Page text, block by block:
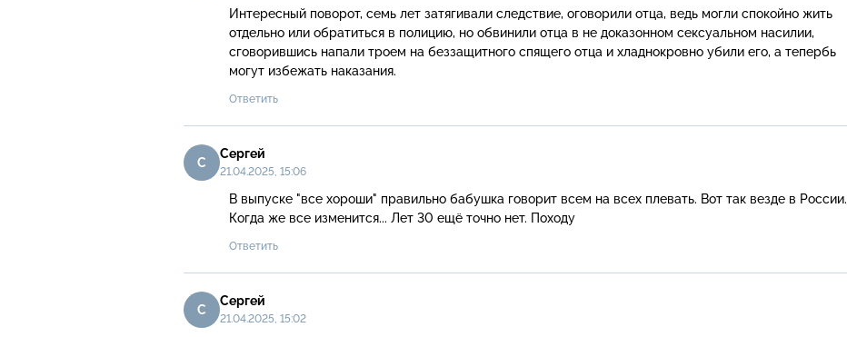
Интересный поворот, семь лет затягивали следствие, оговорили отца, ведь могли спокойно жить
отдельно или обратиться в полицию, но обвинили отца в не доказонном сексуальном насилии,
сговорившись напали троем на беззащитного спящего отца и хладнокровно убили его, а тепербь
могут избежать наказания.
Ответить
С
Сергей
21.04.2025, 15:06
В выпуске "все хороши" правильно бабушка говорит всем на всех плевать. Вот так везде в России.
Когда же все изменится... Лет 30 ещё точно нет. Походу
Ответить
С
Сергей
21.04.2025, 15:02